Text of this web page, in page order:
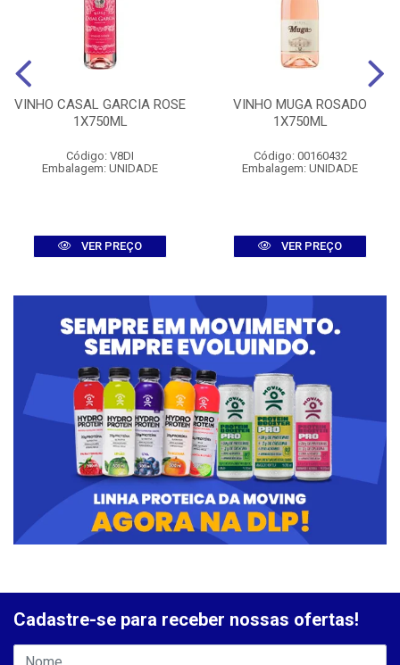
VINHO CASAL GARCIA ROSE
1X750ML
Código: V8DI
Embalagem: UNIDADE
VER PREÇO
VINHO MUGA ROSADO
1X750ML
Código: 00160432
Embalagem: UNIDADE
VER PREÇO
Cadastre-se para receber nossas ofertas!